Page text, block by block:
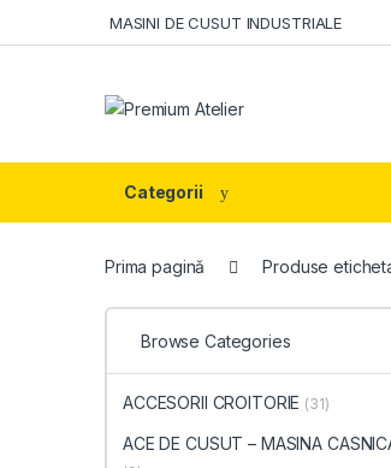
MASINI DE CUSUT INDUSTRIALE
Categorii
Prima pagină Produse
Browse Categories
ACCESORII CROITORIE (31)
ACE DE CUSUT – MASINA